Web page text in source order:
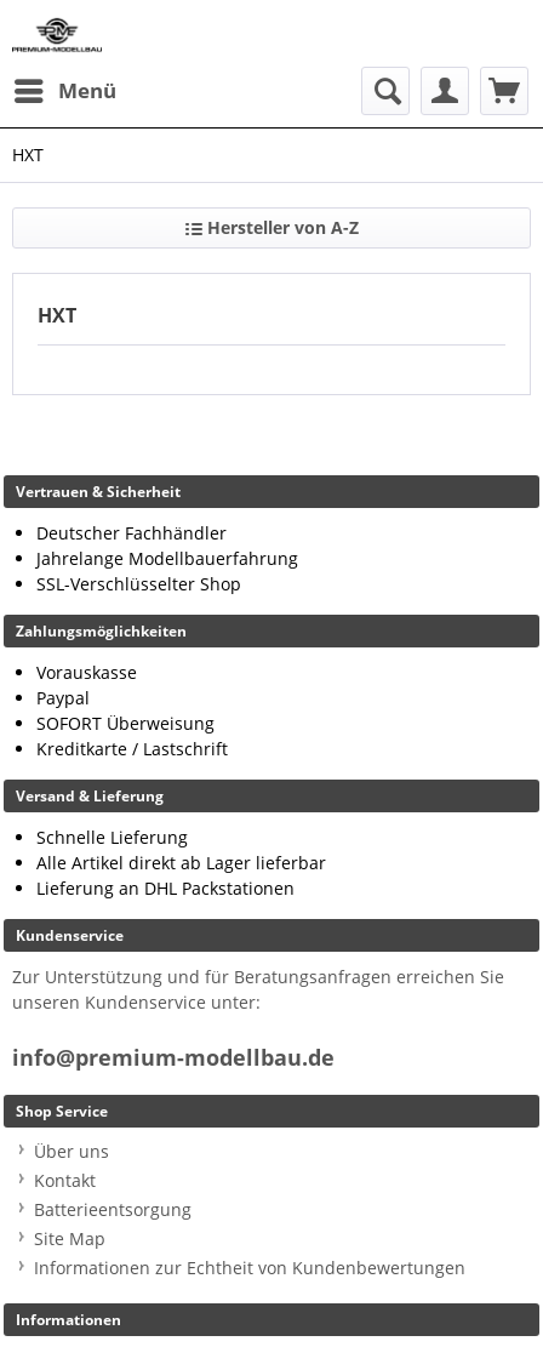
Menü
HXT
Hersteller von A-Z
HXT
Vertrauen & Sicherheit
Deutscher Fachhändler
Jahrelange Modellbauerfahrung
SSL-Verschlüsselter Shop
Zahlungsmöglichkeiten
Vorauskasse
Paypal
SOFORT Überweisung
Kreditkarte / Lastschrift
Versand & Lieferung
Schnelle Lieferung
Alle Artikel direkt ab Lager lieferbar
Lieferung an DHL Packstationen
Kundenservice
Zur Unterstützung und für Beratungsanfragen erreichen Sie
unseren Kundenservice unter:
info@premium-modellbau.de
Shop Service
Über uns
Kontakt
Batterieentsorgung
Site Map
Informationen zur Echtheit von Kundenbewertungen
Informationen